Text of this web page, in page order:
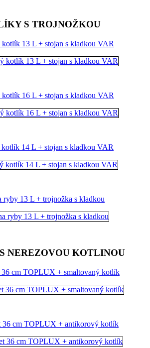
S TROJNOŽKOU
kotlík 13 L + stojan s kladkou VAR
kotlík 16 L + stojan s kladkou VAR
14 L + stojan s kladkou VAR
ryby 13 L + trojnožka s kladkou
NEREZOVOU KOTLINOU
cm TOPLUX + smaltovaný kotlík
36 cm TOPLUX + antikorový kotlík